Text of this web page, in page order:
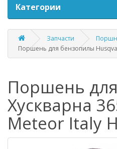
Категории
Запчасти
Поршень для бензопилы
Поршень
Хускварна
Meteor Italy